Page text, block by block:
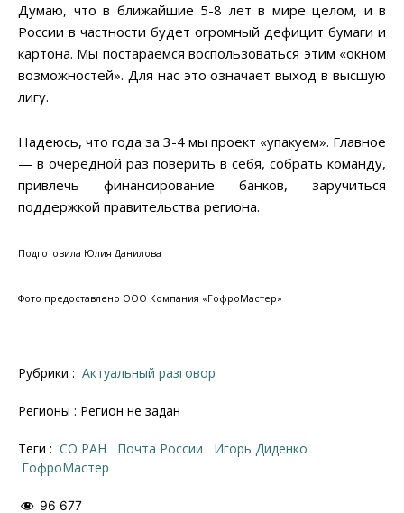
Думаю, что в ближайшие 5-8 лет в мире целом, и в
России в частности будет огромный дефицит бумаги и
картона. Мы постараемся воспользоваться этим «окном
возможностей». Для нас это означает выход в высшую
лигу.
Надеюсь, что года за 3-4 мы проект «упакуем». Главное
— в очередной раз поверить в себя, собрать команду,
привлечь финансирование банков, заручиться
поддержкой правительства региона.
Подготовила Юлия Данилова
Фото предоставлено ООО Компания «ГофроМастер»
Рубрики : Актуальный разговор
Регионы : Регион не задан
Теги : СО РАН Почта России
Игорь Диденко
ГофроМастер
96 677